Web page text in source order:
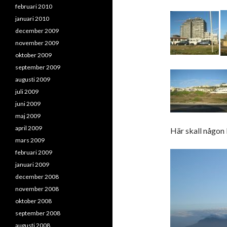
Här skall
februari 2010
januari 2010
december 2009
november 2009
oktober 2009
september 2009
augusti 2009
juli 2009
juni 2009
maj 2009
april 2009
mars 2009
februari 2009
januari 2009
december 2008
november 2008
oktober 2008
september 2008
augusti 2008